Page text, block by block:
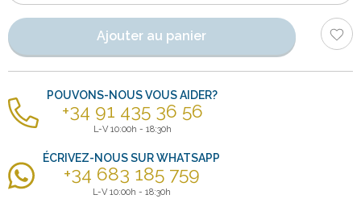
d'items
Ajouter au panier
POUVONS-NOUS VOUS AIDER?
+34 91 435 36 56
L-V 10:00h - 18:30h
ÉCRIVEZ-NOUS SUR WHATSAPP
+34 683 185 759
L-V 10:00h - 18:30h